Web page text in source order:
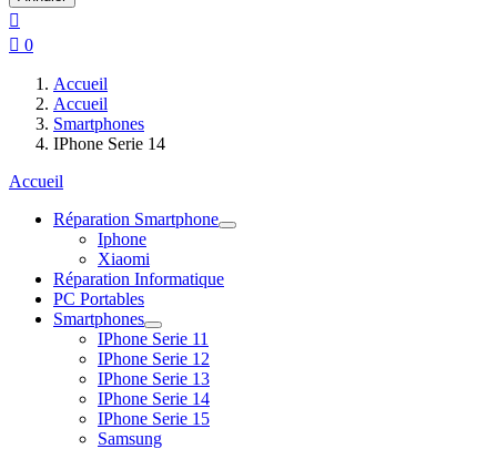

 0
Accueil
Accueil
Smartphones
IPhone Serie 14
Accueil
Réparation Smartphone
Iphone
Xiaomi
Réparation Informatique
PC Portables
Smartphones
IPhone Serie 11
IPhone Serie 12
IPhone Serie 13
IPhone Serie 14
IPhone Serie 15
Samsung